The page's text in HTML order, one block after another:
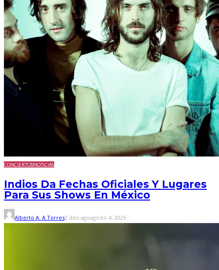
CONCIERTOSNOTICIAS
Indios Da Fechas Oficiales Y Lugares
Para Sus Shows En México
Alberto A. A.Torres2 días agoagosto 4, 2026